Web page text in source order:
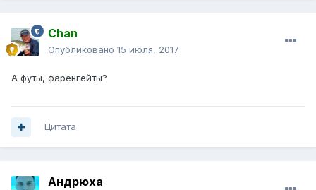
Chan
Опубликовано 15 июля, 2017
А футы, фаренгейты?
Цитата
Андрюха